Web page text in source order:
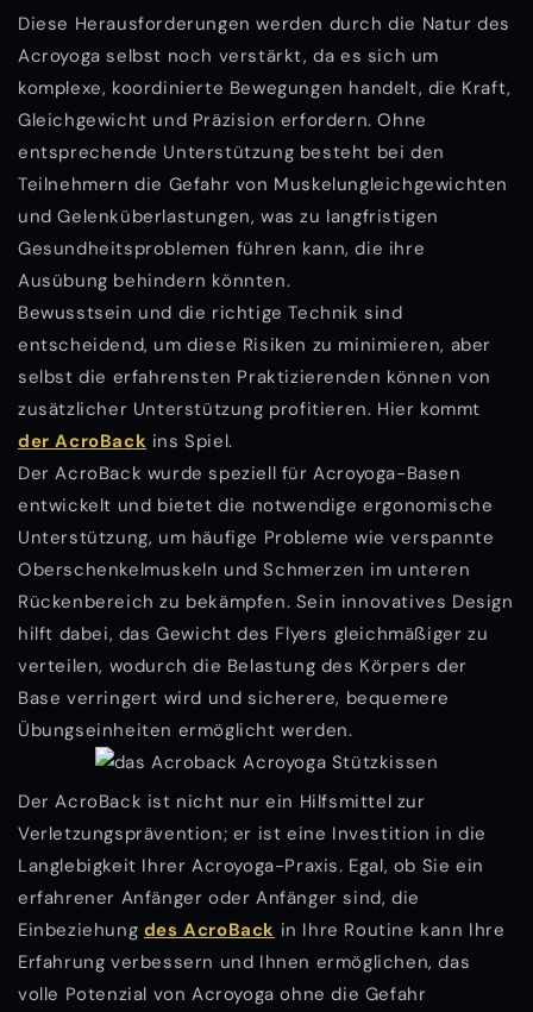
Diese Herausforderungen werden durch die Natur des
Acroyoga selbst noch verstärkt, da es sich um
komplexe, koordinierte Bewegungen handelt, die Kraft,
Gleichgewicht und Präzision erfordern. Ohne
entsprechende Unterstützung besteht bei den
Teilnehmern die Gefahr von Muskelungleichgewichten
und Gelenküberlastungen, was zu langfristigen
Gesundheitsproblemen führen kann, die ihre
Ausübung behindern könnten.
Bewusstsein und die richtige Technik sind
entscheidend, um diese Risiken zu minimieren, aber
selbst die erfahrensten Praktizierenden können von
zusätzlicher Unterstützung profitieren. Hier kommt
der AcroBack ins Spiel.
Der AcroBack wurde speziell für Acroyoga-Basen
entwickelt und bietet die notwendige ergonomische
Unterstützung, um häufige Probleme wie verspannte
Oberschenkelmuskeln und Schmerzen im unteren
Rückenbereich zu bekämpfen. Sein innovatives Design
hilft dabei, das Gewicht des Flyers gleichmäßiger zu
verteilen, wodurch die Belastung des Körpers der
Base verringert wird und sicherere, bequemere
Übungseinheiten ermöglicht werden.
Der AcroBack ist nicht nur ein Hilfsmittel zur
Verletzungsprävention; er ist eine Investition in die
Langlebigkeit Ihrer Acroyoga-Praxis. Egal, ob Sie ein
erfahrener Anfänger oder Anfänger sind, die
Einbeziehung des AcroBack in Ihre Routine kann Ihre
Erfahrung verbessern und Ihnen ermöglichen, das
volle Potenzial von Acroyoga ohne die Gefahr